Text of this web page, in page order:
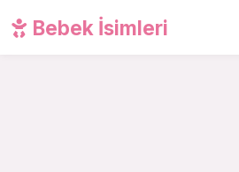
Bebek İsimleri